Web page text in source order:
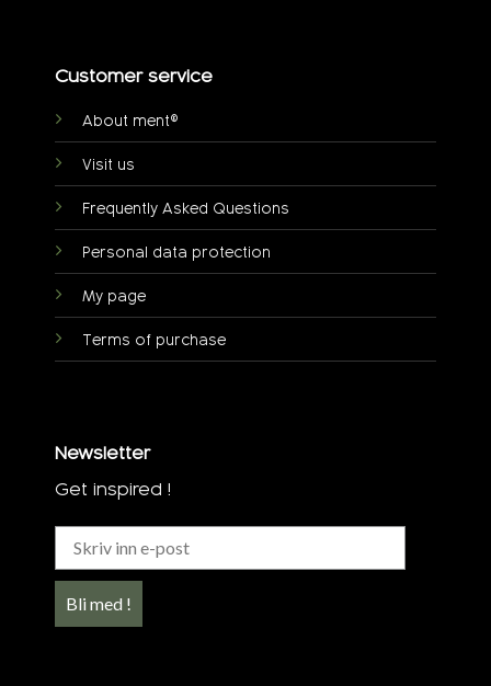
Customer service
About ment®
Visit us
Frequently Asked Questions
Personal data protection
My page
Terms of purchase
Newsletter
Get inspired !
Bli med !